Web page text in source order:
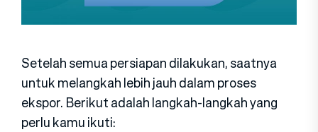
Setelah semua persiapan dilakukan, saatnya
untuk melangkah lebih jauh dalam proses
ekspor. Berikut adalah langkah-langkah yang
perlu kamu ikuti: